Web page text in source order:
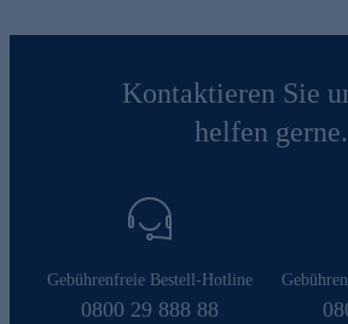
Kontaktieren Sie
helfen gerne.
Gebührenfreie Bestell-Hotline
0800 29 888 88